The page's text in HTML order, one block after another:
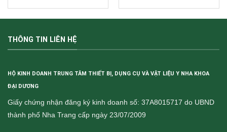
đến
THÔNG TIN LIÊN HỆ
HỘ KINH DOANH TRUNG TÂM THIẾT BỊ, DỤNG CỤ VÀ VẬT LIỆU Y NHA KHOA
ĐẠI DƯƠNG
Giấy chứng nhận đăng ký kinh doanh số: 37A8015717 do UBND
thành phố Nha Trang cấp ngày 23/07/2009